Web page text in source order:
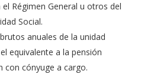
Régimen General u otros del
Social.
anuales de la unidad
equivalente a la pensión
con cónyuge a cargo.